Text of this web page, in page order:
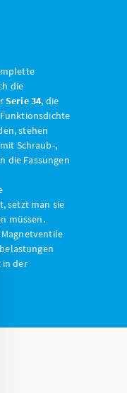
die
Serie 34, die
stehen
Schraub-,
die Fassungen
setzt man sie
müssen.
Magnetventile
in der